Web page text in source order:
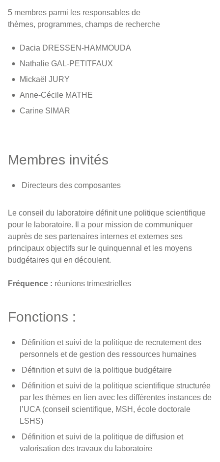
5 membres parmi les responsables de
thèmes, programmes, champs de recherche
Dacia DRESSEN-HAMMOUDA
Nathalie GAL-PETITFAUX
Mickaël JURY
Anne-Cécile MATHE
Carine SIMAR
Membres invités
Directeurs des composantes
Le conseil du laboratoire définit une politique scientifique
pour le laboratoire. Il a pour mission de communiquer
auprès de ses partenaires internes et externes ses
principaux objectifs sur le quinquennal et les moyens
budgétaires qui en découlent.
Fréquence : réunions trimestrielles
Fonctions :
Définition et suivi de la politique de recrutement des
personnels et de gestion des ressources humaines
Définition et suivi de la politique budgétaire
Définition et suivi de la politique scientifique structurée
par les thèmes en lien avec les différentes instances de
l’UCA (conseil scientifique, MSH, école doctorale
LSHS)
Définition et suivi de la politique de diffusion et
valorisation des travaux du laboratoire